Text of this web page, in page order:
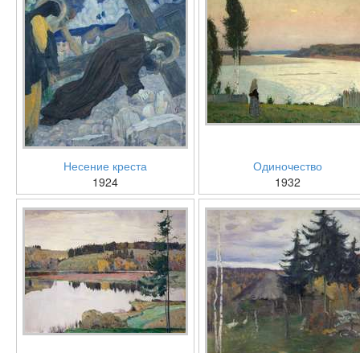
Несение креста
1924
Одиночество
1932